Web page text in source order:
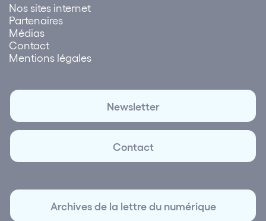
Nos sites internet
Partenaires
Médias
Contact
Mentions légales
Newsletter
Contact
Archives de la lettre du numérique